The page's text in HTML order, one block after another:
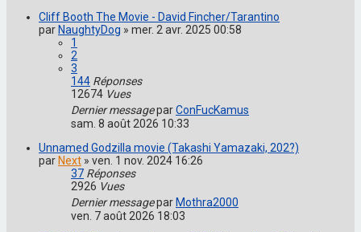
Cliff Booth The Movie - David Fincher/Tarantino
parNaughtyDog » mer. 2 avr. 2025 00:58
1
2
3
144 Réponses
12674 Vues
Dernier messageparConFucKamus
sam. 8 août 2026 10:33
Unnamed Godzilla movie (Takashi Yamazaki, 202?)
parNext » ven. 1 nov. 2024 16:26
37 Réponses
2926 Vues
Dernier messageparMothra2000
ven. 7 août 2026 18:03